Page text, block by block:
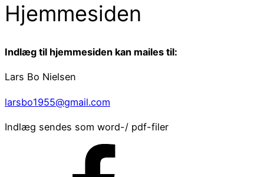
Hjemmesiden
Indlæg til hjemmesiden kan mailes til:
Lars Bo Nielsen
larsbo1955@gmail.com
Indlæg sendes som word-/ pdf-filer